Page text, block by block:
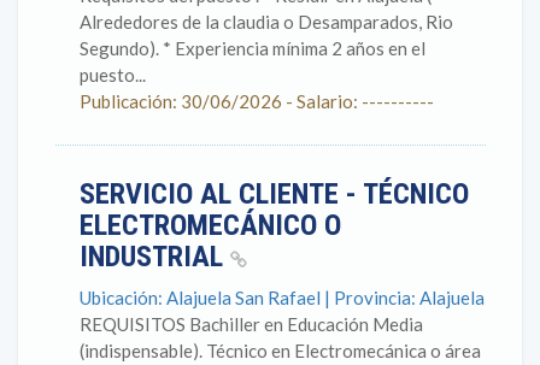
Alrededores de la claudia o Desamparados, Rio
Segundo). * Experiencia mínima 2 años en el
puesto...
Publicación: 30/06/2026 - Salario: ----------
SERVICIO AL CLIENTE - TÉCNICO
ELECTROMECÁNICO O
INDUSTRIAL
Ubicación: Alajuela San Rafael | Provincia: Alajuela
REQUISITOS Bachiller en Educación Media
(indispensable). Técnico en Electromecánica o área